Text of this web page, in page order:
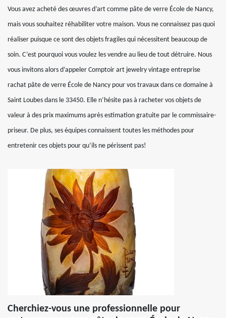
Vous avez acheté des œuvres d’art comme pâte de verre École de Nancy,
mais vous souhaitez réhabiliter votre maison. Vous ne connaissez pas quoi
réaliser puisque ce sont des objets fragiles qui nécessitent beaucoup de
soin. C’est pourquoi vous voulez les vendre au lieu de tout détruire. Nous
vous invitons alors d’appeler Comptoir art jewelry vintage entreprise
rachat pâte de verre École de Nancy pour vos travaux dans ce domaine à
Saint Loubes dans le 33450. Elle n’hésite pas à racheter vos objets de
valeur à des prix maximums après estimation gratuite par le commissaire-
priseur. De plus, ses équipes connaissent toutes les méthodes pour
entretenir ces objets pour qu’ils ne périssent pas!
Cherchiez-vous une professionnelle pour